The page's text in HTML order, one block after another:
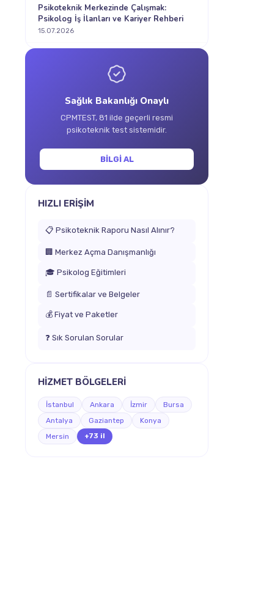
Psikoteknik Merkezinde Çalışmak:
Psikolog İş İlanları ve Kariyer Rehberi
15.07.2026
Sağlık Bakanlığı Onaylı
CPMTEST, 81 ilde geçerli resmi
psikoteknik test sistemidir.
BİLGİ AL
HIZLI ERİŞİM
📋 Psikoteknik Raporu Nasıl Alınır?
🏢 Merkez Açma Danışmanlığı
🎓 Psikolog Eğitimleri
📄 Sertifikalar ve Belgeler
💰 Fiyat ve Paketler
❓ Sık Sorulan Sorular
HİZMET BÖLGELERİ
İstanbul Ankara İzmir
Bursa
Antalya
Gaziantep
Konya
Mersin
+73 il